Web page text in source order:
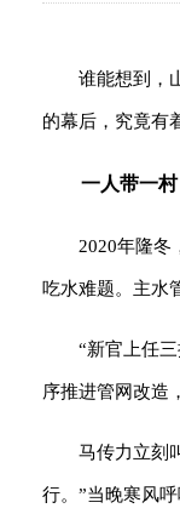
谁能想到，
的幕后，究竟有
一人带一
2020年隆冬
吃水难题。主水
“新官上任
序推进管网改造
马传力立刻
行。”当晚寒风